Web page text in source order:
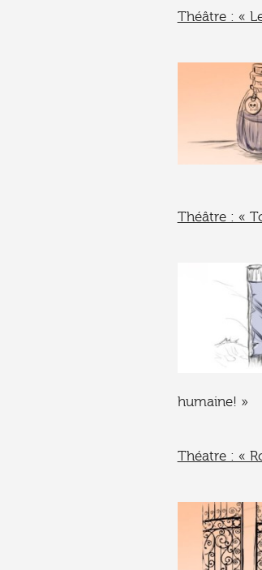
Théâtre : «
Théâtre : «
humaine! »
Théatre : «